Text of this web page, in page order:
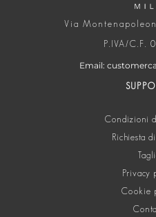
Via
P.IVA/C.F.
Email:
Condizioni
Richiesta
Privacy
Cookie